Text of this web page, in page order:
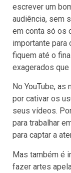
escrever um
audiência, sem
em conta só os
importante para
fiquem até o
exagerados
No YouTube,
por cativar os
seus vídeos.
para trabalhar
para captar a
Mas também é
fazer artes